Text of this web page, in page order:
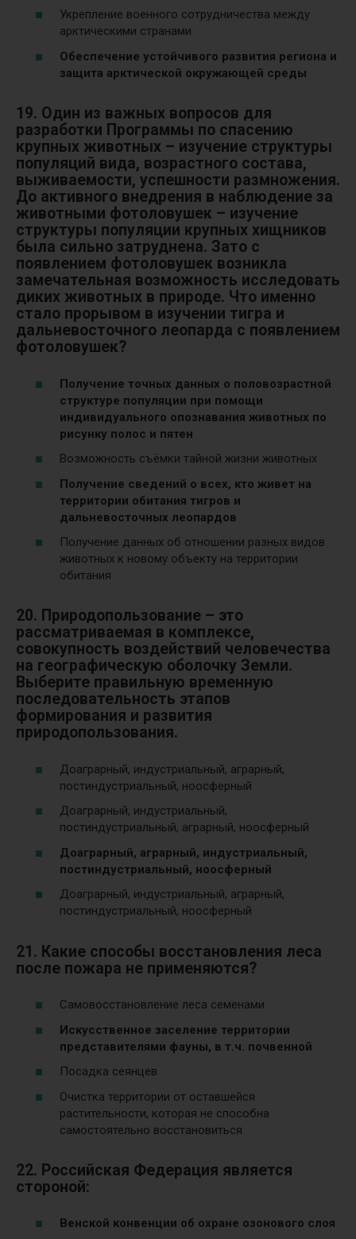
Укрепление военного сотрудничества между
арктическими странами
Обеспечение устойчивого развития региона и
защита арктической окружающей среды
19. Один из важных вопросов для
разработки Программы по спасению
крупных животных – изучение структуры
популяций вида, возрастного состава,
выживаемости, успешности размножения.
До активного внедрения в наблюдение за
животными фотоловушек – изучение
структуры популяции крупных хищников
была сильно затруднена. Зато с
появлением фотоловушек возникла
замечательная возможность исследовать
диких животных в природе. Что именно
стало прорывом в изучении тигра и
дальневосточного леопарда с появлением
фотоловушек?
Получение точных данных о половозрастной
структуре популяции при помощи
индивидуального опознавания животных по
рисунку полос и пятен
Возможность съёмки тайной жизни животных
Получение сведений о всех, кто живет на
территории обитания тигров и
дальневосточных леопардов
Получение данных об отношении разных видов
животных к новому объекту на территории
обитания
20. Природопользование – это
рассматриваемая в комплексе,
совокупность воздействий человечества
на географическую оболочку Земли.
Выберите правильную временную
последовательность этапов
формирования и развития
природопользования.
Доаграрный, индустриальный, аграрный,
постиндустриальный, ноосферный
Доаграрный, индустриальный,
постиндустриальный, аграрный, ноосферный
Доаграрный, аграрный, индустриальный,
постиндустриальный, ноосферный
Доаграрный, индустриальный, аграрный,
постиндустриальный, ноосферный
21. Какие способы восстановления леса
после пожара не применяются?
Самовосстановление леса семенами
Искусственное заселение территории
представителями фауны, в т.ч. почвенной
Посадка сеянцев
Очистка территории от оставшейся
растительности, которая не способна
самостоятельно восстановиться
22. Российская Федерация является
стороной:
Венской конвенции об охране озонового слоя